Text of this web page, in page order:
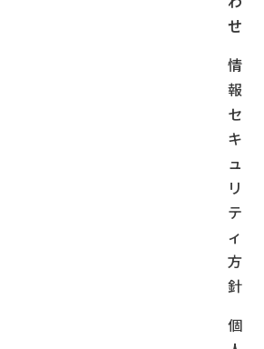
せ
情
報
セ
キ
ュ
リ
テ
ィ
方
針
個